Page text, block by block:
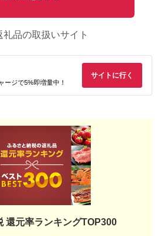
礼品の取扱いサイト
ージで5%即増量中！
サイトに行く
還元率ランキングTOP300